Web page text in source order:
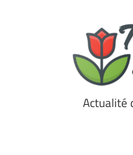
TulipesActualité